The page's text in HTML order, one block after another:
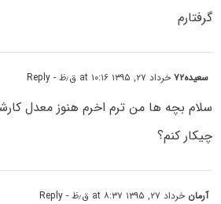
گرفتارم
سعیده۷۲ خرداد ۲۷, ۱۳۹۵ at ۱۰:۱۶ ق٫ظ - Reply
سلام بچه ها من ترم اخرم هنوز معدل
چیکار کنم؟
آرمان خرداد ۲۷, ۱۳۹۵ at ۸:۳۷ ق٫ظ - Reply